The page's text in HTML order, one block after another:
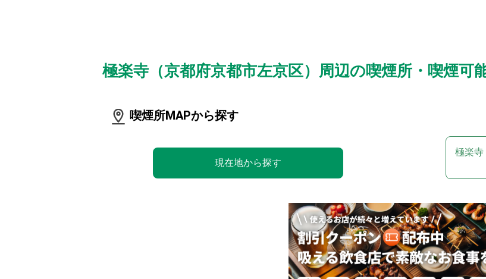
極楽寺（京都府京都市左京区）周辺の喫煙所・喫煙可
喫煙所MAPから探す
現在地から探す
極楽寺